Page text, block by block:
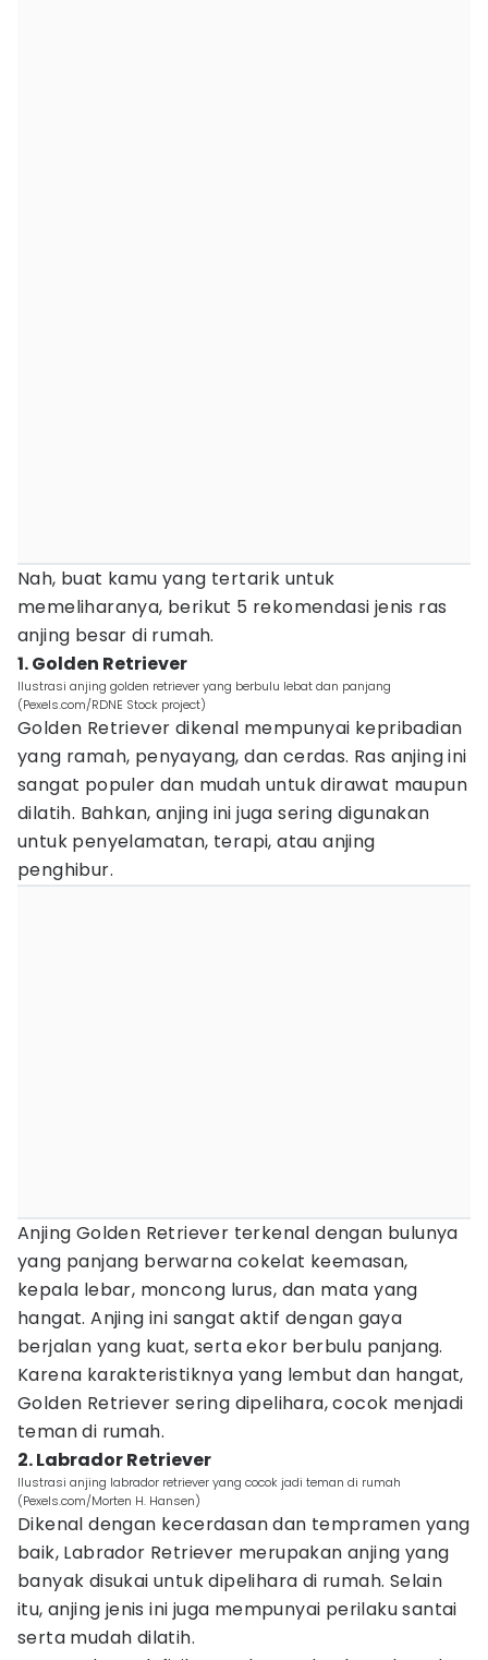
Nah, buat kamu yang tertarik untuk
memeliharanya, berikut 5 rekomendasi jenis ras
anjing besar di rumah.
1. Golden Retriever
Ilustrasi anjing golden retriever yang berbulu lebat dan panjang
(Pexels.com/RDNE Stock project)
Golden Retriever dikenal mempunyai kepribadian
yang ramah, penyayang, dan cerdas. Ras anjing ini
sangat populer dan mudah untuk dirawat maupun
dilatih. Bahkan, anjing ini juga sering digunakan
untuk penyelamatan, terapi, atau anjing
penghibur.
Anjing Golden Retriever terkenal dengan bulunya
yang panjang berwarna cokelat keemasan,
kepala lebar, moncong lurus, dan mata yang
hangat. Anjing ini sangat aktif dengan gaya
berjalan yang kuat, serta ekor berbulu panjang.
Karena karakteristiknya yang lembut dan hangat,
Golden Retriever sering dipelihara, cocok menjadi
teman di rumah.
2. Labrador Retriever
Ilustrasi anjing labrador retriever yang cocok jadi teman di rumah
(Pexels.com/Morten H. Hansen)
Dikenal dengan kecerdasan dan tempramen yang
baik, Labrador Retriever merupakan anjing yang
banyak disukai untuk dipelihara di rumah. Selain
itu, anjing jenis ini juga mempunyai perilaku santai
serta mudah dilatih.